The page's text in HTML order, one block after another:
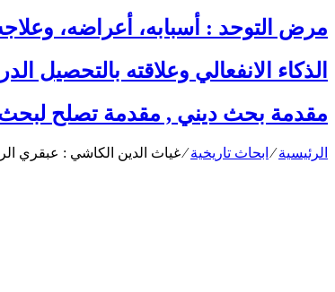
مرض التوحد : أسبابه، أعراضه،
الذكاء الانفعالي وعلاقته بالتحصيل الدراسي , 6 دراسات
مقدمة بحث ديني , مقدمة تصلح لبحث
الرئيسية⁄ ابحاث تاريخية⁄غياث الدين الكاشي : عبقري